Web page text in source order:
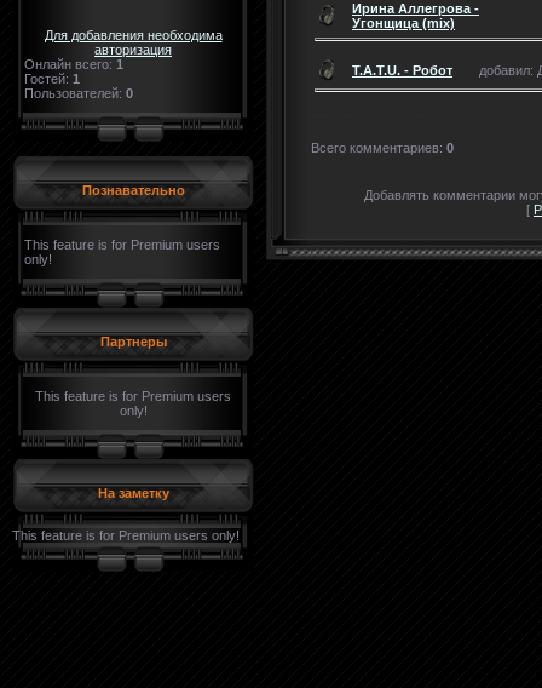
Для добавления необходима
авторизация
Онлайн всего: 1
Гостей: 1
Пользователей: 0
Познавательно
This feature is for Premium users
only!
Партнеры
This feature is for Premium users
only!
На заметку
This feature is for Premium users only!
Ирина Аллегрова -
Угонщица (mix)
T.A.T.U. - Робот добавил:
Всего комментариев: 0
Добавлять комментарии
[